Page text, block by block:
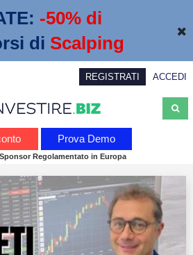
-50% di
di Scalping
REGISTRATI ACCEDI
Prova Demo
Regolamentato in Europa